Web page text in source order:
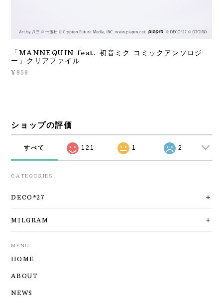
「MANNEQUIN feat. 初音ミク コミックアンソロジ
ー」クリアファイル
¥858
ショップの評価
すべて 121 1 2
CATEGORIES
DECO*27
MILGRAM
MENU
HOME
ABOUT
NEWS